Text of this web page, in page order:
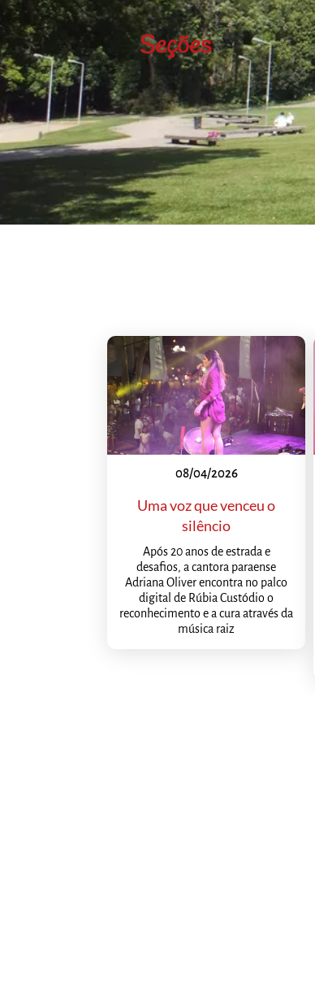
Seções
08/04/2026
Uma voz que venceu o
silêncio
Após 20 anos de estrada e
desafios, a cantora paraense
Adriana Oliver encontra no palco
digital de Rúbia Custódio o
reconhecimento e a cura através da
música raiz